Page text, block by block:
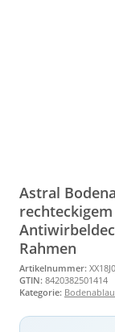
Astral
rechteckigem
Rahmen
Artikelnummer:
GTIN: 8420382501414
Kategorie: